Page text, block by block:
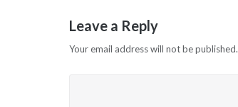
Leave a Reply
Your email address will not be published.